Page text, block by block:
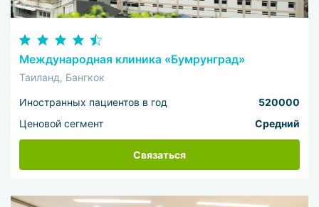
Международная клиника «Бумрунград»
Таиланд, Бангкок
Иностранных пациентов в год
520000
Ценовой сегмент
Средний
Связаться